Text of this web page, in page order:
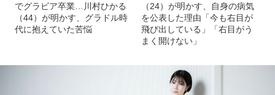
でグラビア卒業…川村ひかる
（44）が明かす、グラドル時
代に抱えていた苦悩
（24）が明かす、自身の病気
を公表した理由「今も右目が
飛び出している」「右目がう
まく開けない」